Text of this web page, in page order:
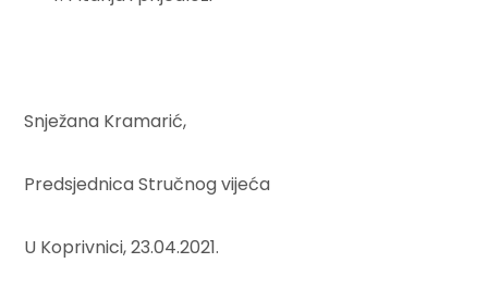
Snježana Kramarić,
Predsjednica Stručnog vijeća
U Koprivnici, 23.04.2021.